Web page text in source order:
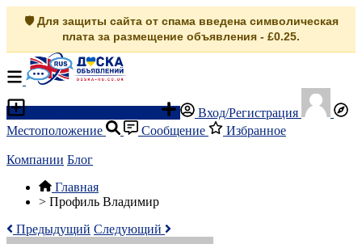
🛡️ Для защиты сайта от спама введена символическая
плата за размещение объявления - £0.25.
Вход/Регистрация
Местоположение
Сообщение Избранное
Компании Блог
Главная
> Профиль Владимир
Предыдущий Следующий